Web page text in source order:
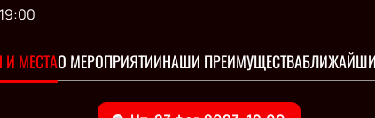
19:00
МЕСТАО МЕРОПРИЯТИИНАШИ ПРЕИМУЩЕСТВА